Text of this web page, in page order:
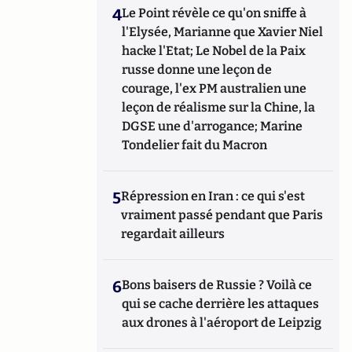
4Le Point révèle ce qu'on sniffe à
l'Elysée, Marianne que Xavier Niel
hacke l'Etat; Le Nobel de la Paix
russe donne une leçon de
courage, l'ex PM australien une
leçon de réalisme sur la Chine, la
DGSE une d'arrogance; Marine
Tondelier fait du Macron
5Répression en Iran : ce qui s'est
vraiment passé pendant que Paris
regardait ailleurs
6Bons baisers de Russie ? Voilà ce
qui se cache derrière les attaques
aux drones à l'aéroport de Leipzig